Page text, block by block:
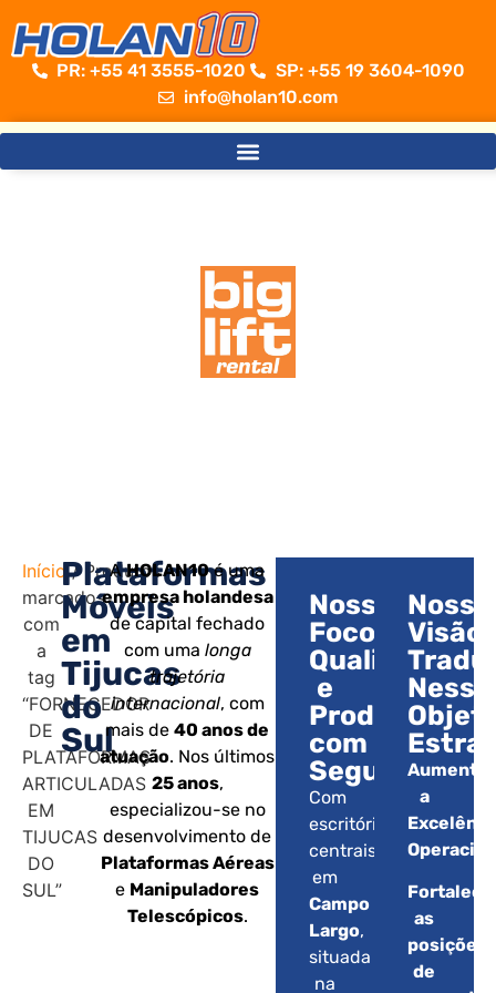
PR: +55 41 3555-1020 ​
SP: +55 19 3604-1090
info@holan10.com
Início / Produtos
marcados
com
a
tag
“FORNECEDOR
DE
PLATAFORMAS
ARTICULADAS
EM
TIJUCAS
DO
SUL”
Plataformas
Móveis
em
Tijucas
do
Sul
AHOLAN10é uma
empresa holandesa
de capital fechado
com uma longa
trajetória
internacional, com
mais de40 anos de
atuação. Nos últimos
25 anos,
especializou-se no
desenvolvimento de
Plataformas Aéreas
e Manipuladores
Telescópicos.
Nosso
Foco:
Qualidade
e
com
Segurança.
Com
escritórios
centrais
em
Campo
Largo,
situada
na
Nossa
Visão:
Aumentar
a
as
posições
de